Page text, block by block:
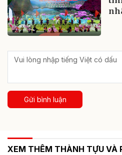
Gửi bình luận
XEM THÊM THÀNH TỰU VÀ